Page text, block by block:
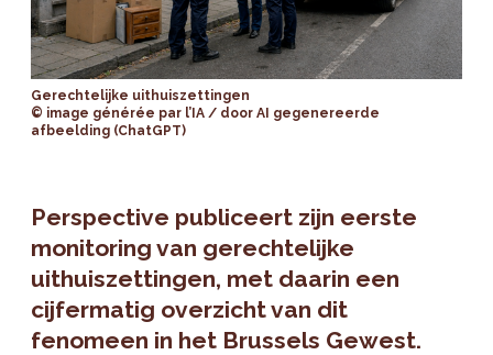
Gerechtelijke uithuiszettingen
© image générée par l’IA / door AI gegenereerde
afbeelding (ChatGPT)
Perspective publiceert zijn eerste
monitoring van gerechtelijke
uithuiszettingen, met daarin een
cijfermatig overzicht van dit
fenomeen in het Brussels Gewest.